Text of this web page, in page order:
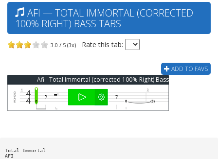
AFI — TOTAL IMMORTAL (CORRECTED
100% RIGHT) BASS TABS
3.0 / 5 (3x) Rate this tab:
ADD TO FAVS
Afi - Total Immortal (corrected 100% Right) Bass Tab
Total Immortal
AFI